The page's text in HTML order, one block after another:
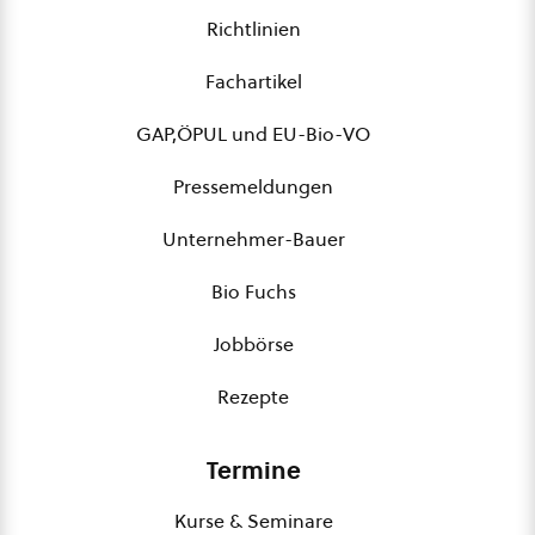
Richtlinien
Fachartikel
GAP,ÖPUL und EU-Bio-VO
Pressemeldungen
Unternehmer-Bauer
Bio Fuchs
Jobbörse
Rezepte
Termine
Kurse & Seminare